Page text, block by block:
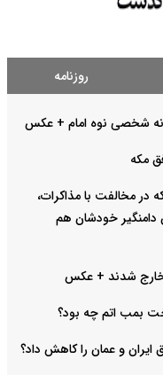
روزنامه
شخصی نوه امام + عکس
مکه
مخالفت با مذاکرات،
دامنگیر خودشان هم
بمب اتم چه بود؟